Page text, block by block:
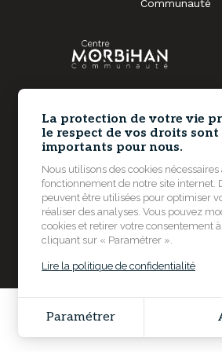
Communauté
© 2026 Centre Morbihan
réservés - Photos non contractuelles -
Grouplive - Agence de création
La protection de votre vie
le respect de vos droits sont
importants pour nous.
Nous utilisons des cookies nécessaires
fonctionnement de notre site internet.
peuvent être utilisées pour optimiser
réaliser des analyses. Vous pouvez
cookies et retirer votre consentement
cliquant sur « Paramétrer ».
Lire la politique de confidentialité
Paramétrer